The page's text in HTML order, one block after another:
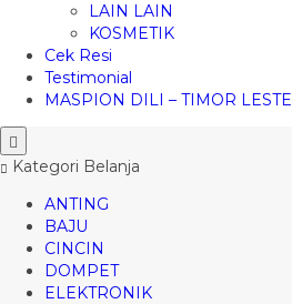
LAIN LAIN
KOSMETIK
Cek Resi
Testimonial
MASPION DILI – TIMOR LESTE
Kategori Belanja
ANTING
BAJU
CINCIN
DOMPET
ELEKTRONIK